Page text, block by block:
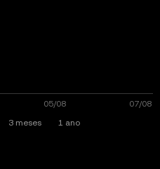
3 meses 1 ano